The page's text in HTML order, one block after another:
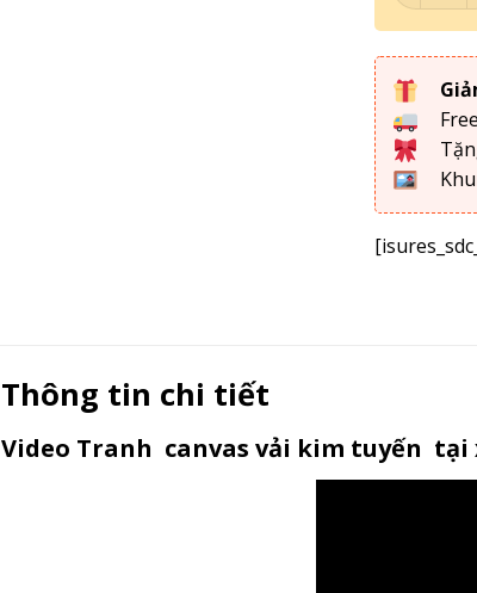
Thông tin chi tiết
Video Tranh canvas vải kim tuyến